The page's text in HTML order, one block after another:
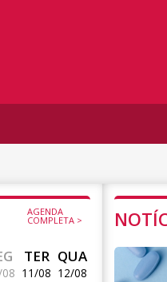
AGENDA
COMPLETA >
TER
11/08
QUA
12/08